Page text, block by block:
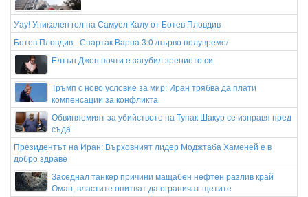
Уау! Уникален гол на Самуел Калу от Ботев Пловдив
Ботев Пловдив - Спартак Варна 3:0 /първо полувреме/
Елтън Джон почти е загубил зрението си
Тръмп с ново условие за мир: Иран трябва да плати
компенсации за конфликта
Обвиняемият за убийството на Тупак Шакур се изправя пред
съда
Президентът на Иран: Върховният лидер Моджтаба Хаменей е в
добро здраве
Заседнал танкер причини мащабен нефтен разлив край
Оман, властите опитват да ограничат щетите